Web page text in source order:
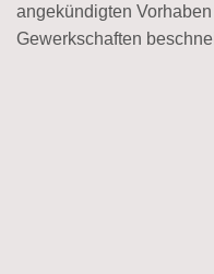
angekündigten
Gewerkschaften